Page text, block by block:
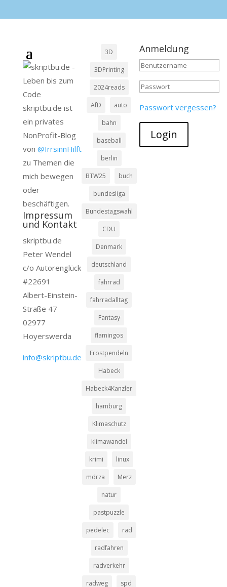
skriptbu.de ist
ein privates
NonProfit-Blog
von @IrrsinnHilft
zu Themen die
mich bewegen
oder
beschäftigen.
Impressum
und Kontakt
skriptbu.de
Peter Wendel
c/o Autorenglück
#22691
Albert-Einstein-
Straße 47
02977
Hoyerswerda
info@skriptbu.de
3D
3DPrinting
2024reads
AfD auto
bahn
baseball
berlin
BTW25 buch
bundesliga
Bundestagswahl
CDU
Denmark
deutschland
fahrrad
fahrradalltag
Fantasy
flamingos
Frostpendeln
Habeck
Habeck4Kanzler
hamburg
Klimaschutz
klimawandel
krimi linux
mdrza Merz
natur
pastpuzzle
pedelec rad
radfahren
radverkehr
radweg spd
Anmeldung
Passwort vergessen?
Login